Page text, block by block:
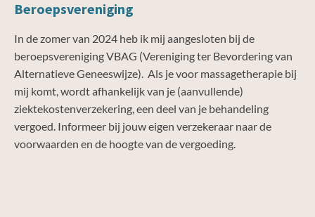
Beroepsvereniging
In de zomer van 2024 heb ik mij aangesloten bij de
beroepsvereniging VBAG (Vereniging ter Bevordering van
Alternatieve Geneeswijze). Als je voor massagetherapie bij
mij komt, wordt afhankelijk van je (aanvullende)
ziektekostenverzekering, een deel van je behandeling
vergoed. Informeer bij jouw eigen verzekeraar naar de
voorwaarden en de hoogte van de vergoeding.